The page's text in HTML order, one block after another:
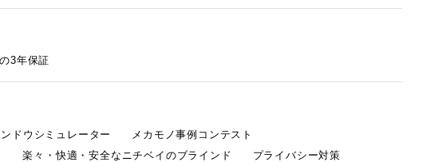
3年保証
ドウシミュレーター
メカモノ事例コンテスト
楽々・快適・安全なニチベイのブラインド
プライバシー対策